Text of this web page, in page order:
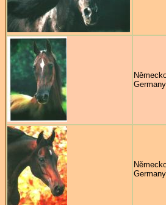
Germany
Germany